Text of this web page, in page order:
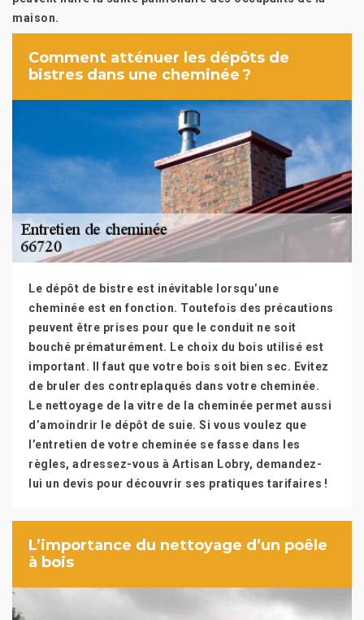
maison.
Comment atténuer les dépôts de
bistres dans une cheminée ?
Le dépôt de bistre est inévitable lorsqu’une
cheminée est en fonction. Toutefois des précautions
peuvent être prises pour que le conduit ne soit
bouché prématurément. Le choix du bois utilisé est
important. Il faut que votre bois soit bien sec. Evitez
de bruler des contreplaqués dans votre cheminée.
Le nettoyage de la vitre de la cheminée permet aussi
d’amoindrir le dépôt de suie. Si vous voulez que
l’entretien de votre cheminée se fasse dans les
règles, adressez-vous à Artisan Lobry, demandez-
lui un devis pour découvrir ses pratiques tarifaires !
L’importance du nettoyage d’un poêle
à bois